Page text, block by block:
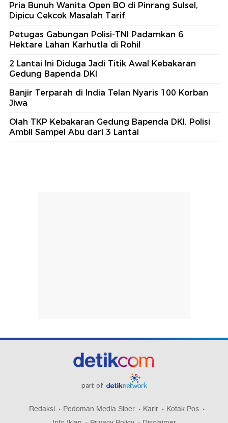
Pria Bunuh Wanita Open BO di Pinrang Sulsel,
Dipicu Cekcok Masalah Tarif
Petugas Gabungan Polisi-TNI Padamkan 6
Hektare Lahan Karhutla di Rohil
2 Lantai Ini Diduga Jadi Titik Awal Kebakaran
Gedung Bapenda DKI
Banjir Terparah di India Telan Nyaris 100 Korban
Jiwa
Olah TKP Kebakaran Gedung Bapenda DKI, Polisi
Ambil Sampel Abu dari 3 Lantai
part of
Redaksi Pedoman Media Siber Karir
Kotak Pos